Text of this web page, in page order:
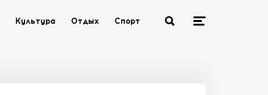
Культура Отдых Спорт